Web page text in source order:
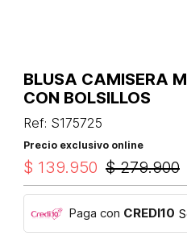
BLUSA CAMISERA
CON BOLSILLOS
Ref: S175725
Precio exclusivo online
$ 279.900
$ 139.950
Paga con CREDI10